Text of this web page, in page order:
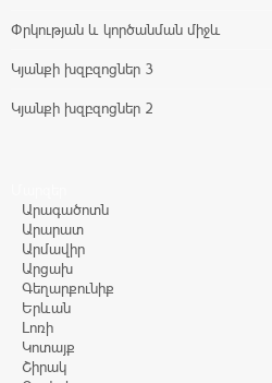
Փրկության և կործանման միջև
Կյանքի խզբզոցներ 3
Կյանքի խզբզոցներ 2
Արագածոտն
Արարատ
Արմավիր
Արցախ
Գեղարքունիք
Երևան
Լոռի
Կոտայք
Շիրակ